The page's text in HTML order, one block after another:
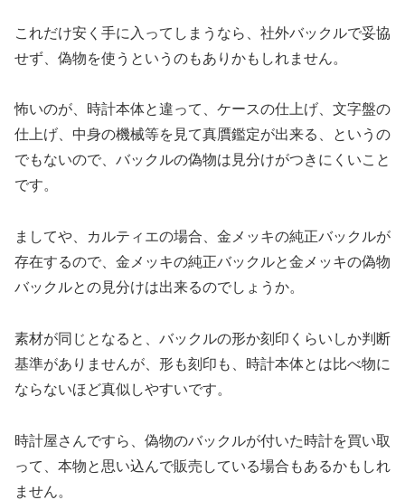
これだけ安く手に入ってしまうなら、社外バックルで妥協
せず、偽物を使うというのもありかもしれません。
怖いのが、時計本体と違って、ケースの仕上げ、文字盤の
仕上げ、中身の機械等を見て真贋鑑定が出来る、というの
でもないので、バックルの偽物は見分けがつきにくいこと
です。
ましてや、カルティエの場合、金メッキの純正バックルが
存在するので、金メッキの純正バックルと金メッキの偽物
バックルとの見分けは出来るのでしょうか。
素材が同じとなると、バックルの形か刻印くらいしか判断
基準がありませんが、形も刻印も、時計本体とは比べ物に
ならないほど真似しやすいです。
時計屋さんですら、偽物のバックルが付いた時計を買い取
って、本物と思い込んで販売している場合もあるかもしれ
ません。